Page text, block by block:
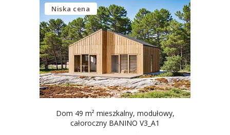
Niska cena
Dom 49 m² mieszkalny, modułowy,
całoroczny BANINO V3_A1